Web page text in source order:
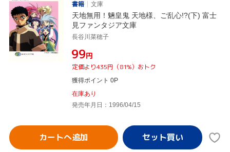
書籍
文庫
天地無用！魎皇鬼 天地様、ご乱心!?(下) 富士
見ファンタジア文庫
長谷川菜穂子
¥99円
定価より435円（81%）おトク
獲得ポイント 0P
在庫あり
発売年月日：1996/04/15
カートへ追加